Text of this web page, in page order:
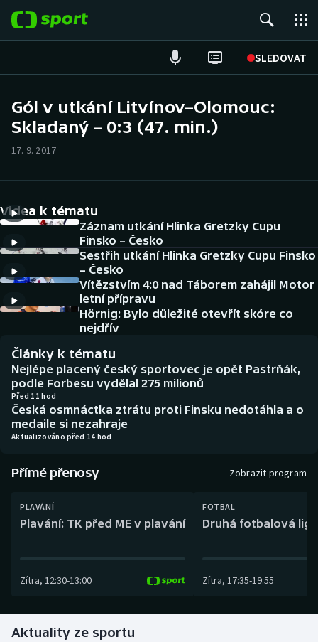
SLEDOVAT
Hokej
Cyklistika
DALŠÍ SPORTY
Americký fotbal
Baseball a softbal
Basketbal
Biatlon
Boby a skeleton
Box
Curling
Golf
NEPŘEHLÉDNĚTE
Historické návraty
Aplikace ČT sport
AZ kvíz
Gól v utkání Litvínov–Olomouc:
Skladaný – 0:3 (47. min.)
17. 9. 2017
Videa k tématu
Záznam utkání Hlinka Gretzky Cupu
Finsko – Česko
Sestřih utkání Hlinka Gretzky Cupu Finsko
– Česko
Vítězstvím 4:0 nad Táborem zahájil Motor
letní přípravu
Hörnig: Bylo důležité otevřít skóre co
nejdřív
Články k tématu
Nejlépe placený český sportovec je opět Pastrňák,
podle Forbesu vydělal 275 milionů
Před 11 hod
Česká osmnáctka ztrátu proti Finsku nedotáhla a o
medaile si nezahraje
Aktualizováno před 14 hod
Přímé přenosy Zobrazit program
PLAVÁNÍ
Plavání: TK před ME v plavání
Zítra, 12:30-13:00
FOTBAL
Druhá fotbalová
Zítra, 17:35-19:55
Aktuality ze sportu